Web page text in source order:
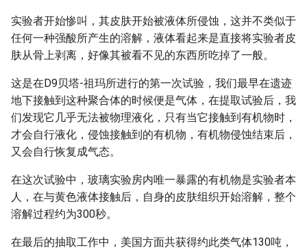
实验者开始惨叫，其皮肤开始被液体所侵蚀，这并不类似于
任何一种强酸所产生的溶解，液体看起来是直接将实验者皮
肤从骨上剥离，好像其被看不见的东西所吃掉了一般。
这是在D9贝塔-祖玛所进行的第一次试验，我们最早在遗迹
地下接触到这种聚合体的时候便是气体，在提取试验后，我
们发现它几乎无法被物理液化，只有当它接触到有机物时，
才会自行液化，侵蚀接触到的有机物，有机物侵蚀结束后，
又会自行恢复成气态。
在这次试验中，玻璃实验房内唯一暴露的有机物是实验者本
人，在与黄色液体接触后，自身的皮肤组织开始溶解，整个
溶解过程约为300秒。
在最后的抽取工作中，美国方面共获得约此类气体130吨，